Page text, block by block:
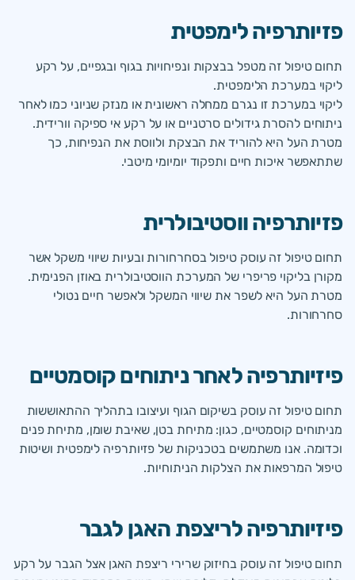
פזיותרפיה לימפטית
תחום טיפול זה מטפל בבצקות ונפיחויות בגוף ובגפיים, על רקע
ליקוי במערכת הלימפטית.
ליקוי במערכת זו נגרם ממחלה ראשונית או מנזק שניוני כמו לאחר
ניתוחים להסרת גידולים סרטניים או על רקע אי ספיקה וורידית.
מטרת העל היא להוריד את הבצקת ולווסת את הנפיחות, כך
שתתאפשר איכות חיים ותפקוד יומיומי מיטבי.
פזיותרפיה ווסטיבולרית
תחום טיפול זה עוסק טיפול בסחרחורות ובעיות שיווי משקל אשר
מקורן בליקוי פריפרי של המערכת הווסטיבולרית באוזן הפנימית.
מטרת העל היא לשפר את שיווי המשקל ולאפשר חיים נטולי
סחרחורות.
פיזיותרפיה לאחר ניתוחים קוסמטיים
תחום טיפול זה עוסק בשיקום הגוף ועיצובו בתהליך ההתאוששות
מניתוחים קוסמטיים, כגון: מתיחת בטן, שאיבת שומן, מתיחת פנים
וכדומה. אנו משתמשים בטכניקות של פזיותרפיה לימפטית ושיטות
טיפול המרפאות את הצלקות הניתוחיות.
פיזיותרפיה לריצפת האגן לגבר
תחום טיפול זה עוסק בחיזוק שרירי ריצפת האגן אצל הגבר על רקע